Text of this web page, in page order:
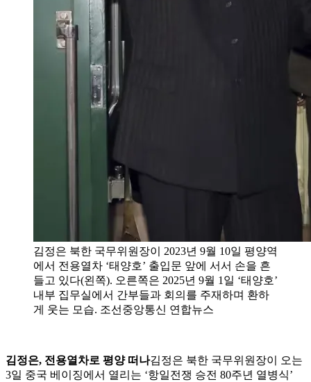
김정은 북한 국무위원장이 2023년 9월 10일 평양역
에서 전용열차 ‘태양호’ 출입문 앞에 서서 손을 흔
들고 있다(왼쪽). 오른쪽은 2025년 9월 1일 ‘태양호’
내부 집무실에서 간부들과 회의를 주재하며 환하
게 웃는 모습. 조선중앙통신 연합뉴스
김정은, 전용열차로 평양 떠나김정은 북한 국무위원장이 오는
3일 중국 베이징에서 열리는 ‘항일전쟁 승전 80주년 열병식’